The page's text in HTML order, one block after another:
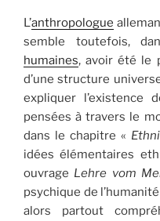
L’anthropologue
semble toutefois,
humaines, avoir été le
d’une structure
expliquer l’existence
pensées à travers le
dans le chapitre «
idées élémentaires
ouvrage Lehre vom
psychique de
alors partout